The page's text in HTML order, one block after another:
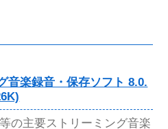
音楽録音・保存ソフト 8.0.
の主要ストリーミング音楽